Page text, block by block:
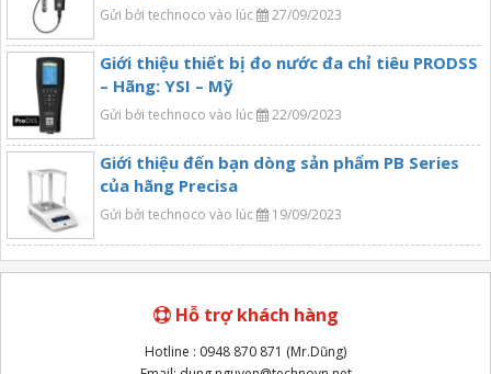
Gửi bởi technoco vào lúc 27/09/2023
Giới thiệu thiết bị đo nước đa chỉ tiêu PRODSS
– Hãng: YSI – Mỹ
Gửi bởi technoco vào lúc 22/09/2023
Giới thiệu đến bạn dòng sản phẩm PB Series
của hãng Precisa
Gửi bởi technoco vào lúc 19/09/2023
Hỗ trợ khách hàng
Hotline : 0948 870 871 (Mr.Dũng)